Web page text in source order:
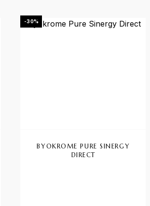
-30%
BYOKROME PURE SINERGY
DIRECT